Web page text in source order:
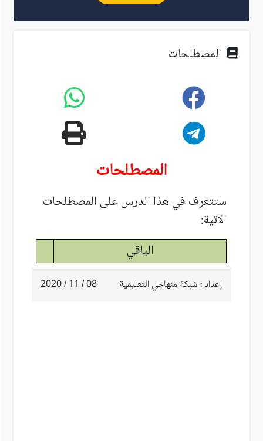
المصطلحات
المصطلحات
ستتعرف في هذا الدرس على المصطلحات
الآتية:
الباقي
إعداد : شبكة منهاجي التعليمية 08 / 11 / 2020